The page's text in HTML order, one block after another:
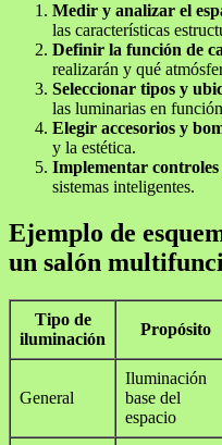
Medir y analizar el
las características
Definir la función de
realizarán y qué
Seleccionar tipos y
las luminarias en
Elegir accesorios y
y la estética.
Implementar controles
sistemas inteligentes.
Ejemplo de
un salón
Tipo de
iluminación
Propósito
General
Iluminación
base del
espacio